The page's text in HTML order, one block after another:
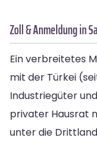
Zoll & Anmeldung in
Ein verbreitetes
mit der Türkei
Industriegüter
privater Hausrat
unter die